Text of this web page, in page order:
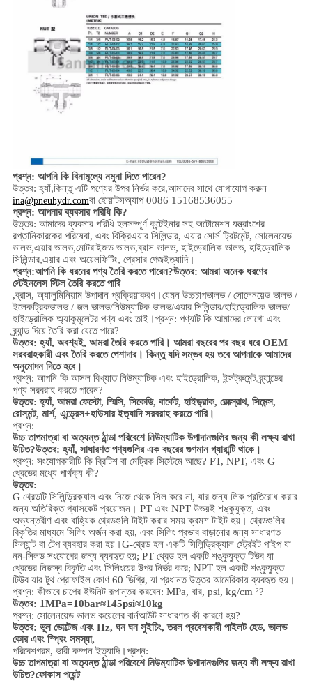
প্রশ্ন: আপনি কি বিনামূল্যে নমুনা দিতে পারেন?
উত্তর: হ্যাঁ,কিন্তু এটি পণ্যের উপর নির্ভর করে,আমাদের সাথে যোগাযোগ করুন
ina@pneuhydr.comবা হোয়াটসঅ্যাপ 0086 15168536055
প্রশ্ন: আপনার ব্যবসার পরিধি কি?
উত্তর: আমাদের ব্যবসার পরিধি হলসম্পূর্ণ কন্টেইনার সহ অটোমেশন যন্ত্রাংশের
রপ্তানিকারকের পরিষেবা, এবং বিক্রিএয়ার সিলিন্ডার, এয়ার সোর্স ট্রিটমেন্ট, সোলেনয়েড
ভালভ,এয়ার ভালভ,মোটরাইজড ভালভ,ব্রাস ভালভ, হাইড্রোলিক ভালভ, হাইড্রোলিক
সিলিন্ডার,এয়ার এবং অয়েলফিটিং, প্রেসার গেজইত্যাদি।
প্রশ্ন:আপনি কি ধরনের পণ্য তৈরি করতে পারেন?উত্তর: আমরা অনেক ধরণের
স্টেইনলেস স্টিল তৈরি করতে পারি
,ব্রাস, অ্যালুমিনিয়াম উপাদান প্রক্রিয়াকরণ।যেমন উচ্চচাপভালভ / সোলেনয়েড ভালভ /
ইলেকট্রিকভালভ / জল ভালভ/নিউম্যাটিক ভালভ/এয়ার সিলিন্ডার/হাইড্রোলিক ভালভ/
হাইড্রোলিক অ্যাকুমুলেটর পণ্য এবং তাই।প্রশ্ন: পণ্যটি কি আমাদের লোগো এবং
ব্র্যান্ড দিয়ে তৈরি করা যেতে পারে?
উত্তর: হ্যাঁ, অবশ্যই, আমরা তৈরি করতে পারি। আমরা বছরের পর বছর ধরে OEM
সরবরাহকারী এবং তৈরি করতে পেশাদার। কিন্তু যদি সম্ভব হয় তবে আপনাকে আমাদের
অনুমোদন দিতে হবে।
প্রশ্ন: আপনি কি আসল বিখ্যাত নিউম্যাটিক এবং হাইড্রোলিক, ইন্সট্রুমেন্ট ব্র্যান্ডের
পণ্য সরবরাহ করতে পারেন?
উত্তর: হ্যাঁ, আমরা ফেস্টো, স্মিসি, সিকেডি, বার্কেট, হাইড্রাক, রেক্স্রোথ, সিমেন্স,
রোসমন্ট, মার্শ, এন্ড্রেস+হাউসার ইত্যাদি সরবরাহ করতে পারি।
প্রশ্ন:
উচ্চ তাপমাত্রা বা অত্যন্ত ঠান্ডা পরিবেশে নিউম্যাটিক উপাদানগুলির জন্য কী লক্ষ্য রাখা
উচিত?উত্তর: হ্যাঁ, সাধারণত পণ্যগুলির এক বছরের গুণমান গ্যারান্টি থাকে।
প্রশ্ন: সংযোগকারীটি কি ব্রিটিশ বা মেট্রিক সিস্টেমে আছে? PT, NPT, এবং G
থ্রেডের মধ্যে পার্থক্য কী?
উত্তর:
G থ্রেডটি সিলিন্ড্রিক্যাল এবং নিজে থেকে সিল করে না, যার জন্য লিক প্রতিরোধ করার
জন্য অতিরিক্ত গ্যাসকেট প্রয়োজন। PT এবং NPT উভয়ই শঙ্কুযুক্ত, এবং
অভ্যন্তরীণ এবং বাহ্যিক থ্রেডগুলি টাইট করার সময় ক্রমশ টাইট হয়। থ্রেডগুলির
বিকৃতির মাধ্যমে সিলিং অর্জন করা হয়, এবং সিলিং প্রভাব বাড়ানোর জন্য সাধারণত
সিল্যান্ট বা টেপ ব্যবহার করা হয়।G-থ্রেড হল একটি সিলিন্ড্রিক্যাল স্ট্রেইট পাইপ যা
নন-সিলড সংযোগের জন্য ব্যবহৃত হয়; PT থ্রেড হল একটি শঙ্কুযুক্ত টিউব যা
থ্রেডের নিজস্ব বিকৃতি এবং সিলিংয়ের উপর নির্ভর করে; NPT হল একটি শঙ্কুযুক্ত
টিউব যার টুথ প্রোফাইল কোণ 60 ডিগ্রি, যা প্রধানত উত্তর আমেরিকায় ব্যবহৃত হয়।
প্রশ্ন: কীভাবে চাপের ইউনিট রূপান্তর করবেন: MPa, বার, psi, kg/cm ²?
উত্তর: 1MPa=10bar≈145psi≈10kg
প্রশ্ন: সোলেনয়েড ভালভ কয়েলের বার্নআউট সাধারণত কী কারণে হয়?
উত্তর: ভুল ভোল্টেজ এবং Hz, ঘন ঘন সুইচিং, তরল প্রবেশকারী পাইলট হেড, ভালভ
কোর এবং স্প্রিং সমস্যা,
পরিবেশগরম, ভারী কম্পন ইত্যাদি।প্রশ্ন:
উচ্চ তাপমাত্রা বা অত্যন্ত ঠান্ডা পরিবেশে নিউম্যাটিক উপাদানগুলির জন্য কী লক্ষ্য রাখা
উচিত?ফোকাস পয়েন্ট